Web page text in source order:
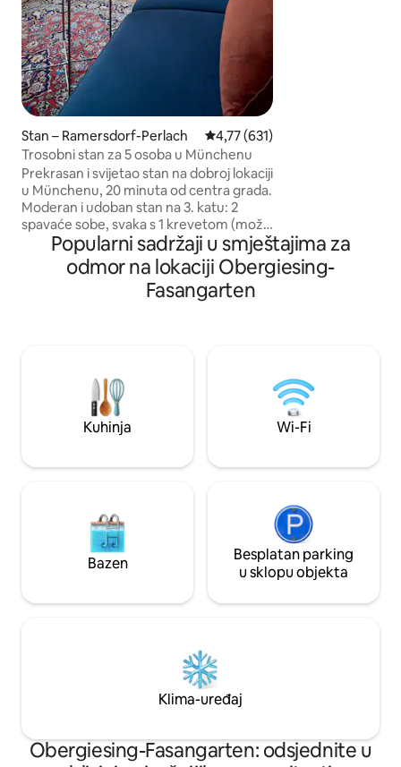
Stan – Ramersdorf-Perlach Prosječna ocjena: 4,77/5,
4,77 (631)
Trosobni stan za 5 osoba u Münchenu
Prekrasan i svijetao stan na dobroj lokaciji
u Münchenu, 20 minuta od centra grada.
Moderan i udoban stan na 3. katu: 2
spavaće sobe, svaka s 1 krevetom (može
se pretvoriti u bračni krevet), radnim
stolom i ormarom, dnevni boravak i
spavaća soba s 1 sofom na razvlačenje.
Odvojeni blagovaonski prostor. U
rublja. Posteljina i ručnici su osigurani.
Snažan klima-uređaj
Popularni sadržaji u smještajima za
odmor na lokaciji Obergiesing-
Fasangarten
Kuhinja Wi-Fi
Bazen
Besplatan parking
u sklopu objekta
Klima-uređaj
Obergiesing-Fasangarten: odsjednite u